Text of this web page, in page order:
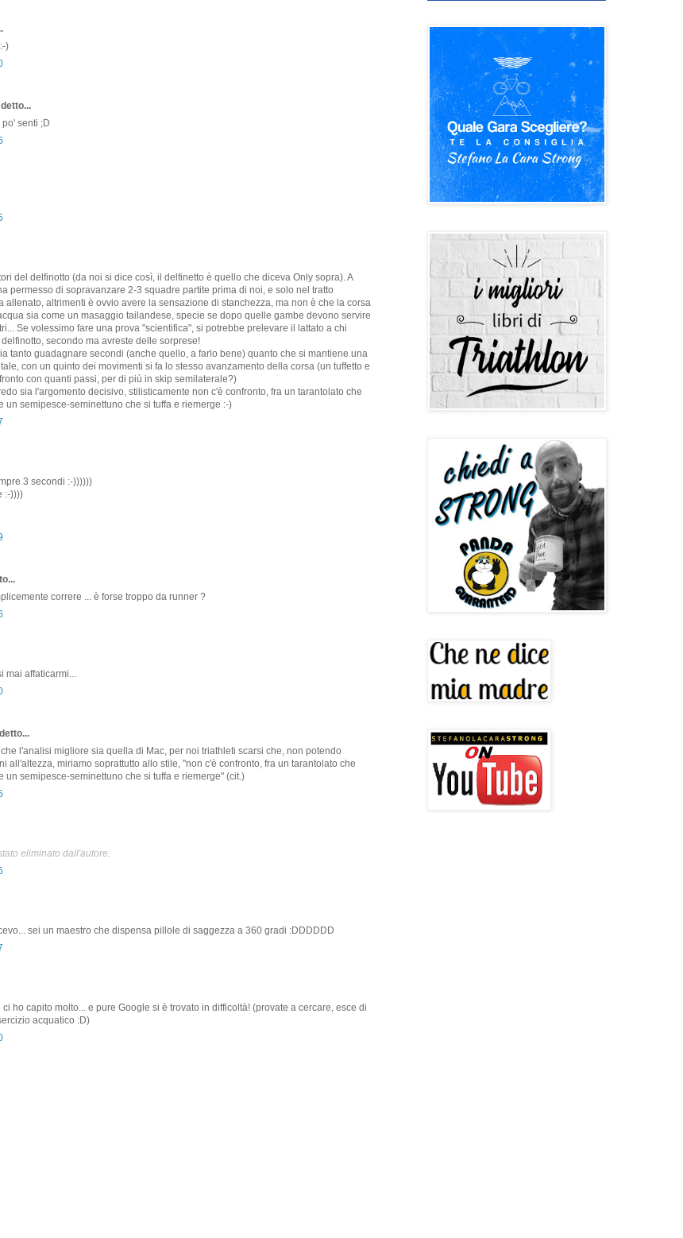
)
senti ;D
del delfinotto (da noi si dice così, il delfinetto è quello che diceva Only sopra). A
permesso di sopravanzare 2-3 squadre partite prima di noi, e solo nel tratto
allenato, altrimenti è ovvio avere la sensazione di stanchezza, ma non è che la corsa
sia come un masaggio tailandese, specie se dopo quelle gambe devono servire
Se volessimo fare una prova "scientifica", si potrebbe prelevare il lattato a chi
secondo ma avreste delle sorprese!
tanto guadagnare secondi (anche quello, a farlo bene) quanto che si mantiene una
con un quinto dei movimenti si fa lo stesso avanzamento della corsa (un tuffetto e
con quanti passi, per di più in skip semilaterale?)
sia l'argomento decisivo, stilisticamente non c'è confronto, fra un tarantolato che
un semipesce-seminettuno che si tuffa e riemerge :-)
3 secondi :-))))))
:-))))
correre ... è forse troppo da runner ?
mai affaticarmi...
l'analisi migliore sia quella di Mac, per noi triathleti scarsi che, non potendo
all'altezza, miriamo soprattutto allo stile, "non c'è confronto, fra un tarantolato che
un semipesce-seminettuno che si tuffa e riemerge" (cit.)
eliminato dall'autore.
sei un maestro che dispensa pillole di saggezza a 360 gradi :DDDDDD
ho capito molto... e pure Google si è trovato in difficoltà! (provate a cercare, esce di
acquatico :D)